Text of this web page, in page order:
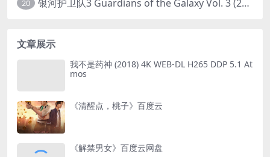
20 银河护卫队3 Guardians of the Galaxy Vol. 3 (2023)4K高清资源1080p只分享精品
文章展示
我不是药神 (2018) 4K WEB-DL H265 DDP 5.1 At
mos
《清醒点，桃子》百度云
《解禁男女》百度云网盘